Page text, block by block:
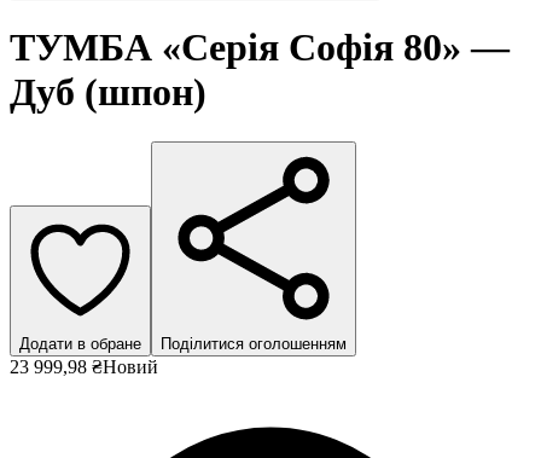
ТУМБА «Серія Софія 80» —
Дуб (шпон)
Додати в обране Поділитися оголошенням
23 999,98 ₴Новий